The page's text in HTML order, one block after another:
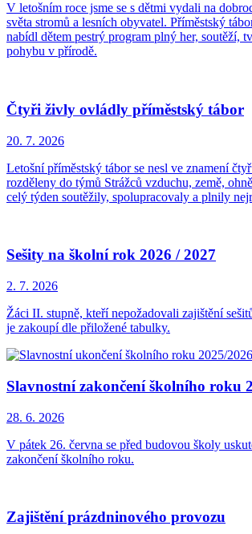
V letošním roce jsme se s dětmi vydali na
světa stromů a lesních obyvatel. Příměstský
nabídl dětem pestrý program plný her, soutěží,
pohybu v přírodě.
Čtyři živly ovládly příměstský tábor
20. 7. 2026
Letošní příměstský tábor se nesl ve znamení
rozděleny do týmů Strážců vzduchu, země,
celý týden soutěžily, spolupracovaly a plnily
Sešity na školní rok 2026 / 2027
2. 7. 2026
Žáci II. stupně, kteří nepožadovali zajištění
je zakoupí dle přiložené tabulky.
Slavnostní zakončení školního roku
28. 6. 2026
V pátek 26. června se před budovou školy
zakončení školního roku.
Zajištění prázdninového provozu